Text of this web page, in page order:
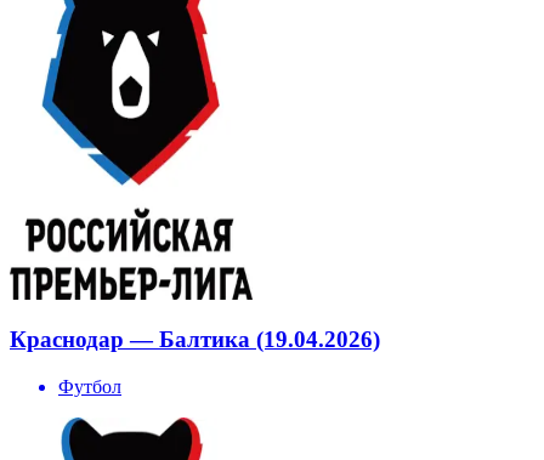
Краснодар — Балтика (19.04.2026)
Футбол